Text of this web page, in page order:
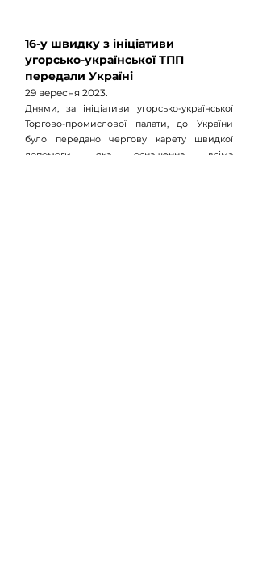
16-у швидку з ініціативи
угорсько-української ТПП
передали Україні
29 вересня 2023.
Днями, за ініціативи угорсько-української
Торгово-промислової палати, до України
було передано чергову карету швидкої
допомоги, яка оснащенна всіма